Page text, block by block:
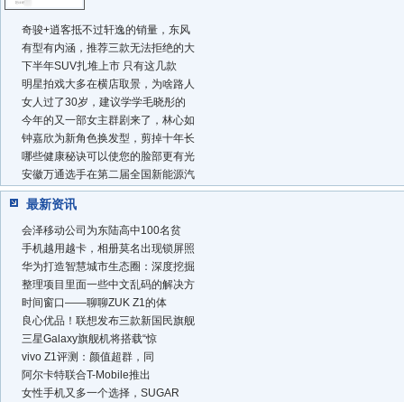
奇骏+逍客抵不过轩逸的销量，东风
有型有内涵，推荐三款无法拒绝的大
下半年SUV扎堆上市 只有这几款
明星拍戏大多在横店取景，为啥路人
女人过了30岁，建议学学毛晓彤的
今年的又一部女主群剧来了，林心如
钟嘉欣为新角色换发型，剪掉十年长
哪些健康秘诀可以使您的脸部更有光
安徽万通选手在第二届全国新能源汽
最新资讯
会泽移动公司为东陆高中100名贫
手机越用越卡，相册莫名出现锁屏照
华为打造智慧城市生态圈：深度挖掘
整理项目里面一些中文乱码的解决方
时间窗口——聊聊ZUK Z1的体
良心优品！联想发布三款新国民旗舰
三星Galaxy旗舰机将搭载“惊
vivo Z1评测：颜值超群，同
阿尔卡特联合T-Mobile推出
女性手机又多一个选择，SUGAR